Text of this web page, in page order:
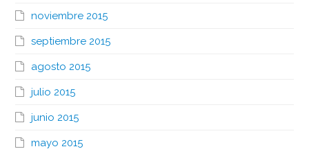
noviembre 2015
septiembre 2015
agosto 2015
julio 2015
junio 2015
mayo 2015